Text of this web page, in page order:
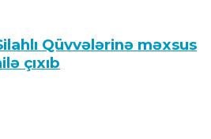
Qüvvələrinə məxsus
çıxıb